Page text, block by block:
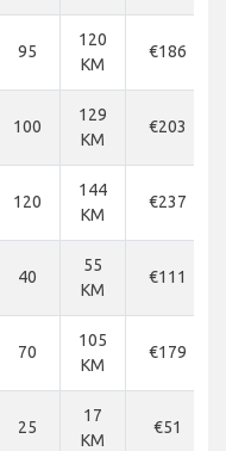
95
120
KM
€186
100
129
KM
€203
120
144
KM
€237
40
55
KM
€111
70
105
KM
€179
25
17
KM
€51